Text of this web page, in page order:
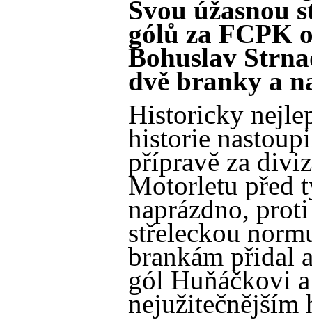
Svou úžasnou
gólů za FCPK
Bohuslav
dvě branky a
Historicky
historie
přípravě za
Motorletu před
naprázdno,
střeleckou
brankám přidal
gól Huňáčkovi
nejužitečnějším